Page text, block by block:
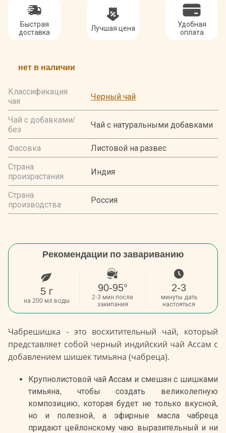
Быстрая
доставка
Лучшая цена
Удобная
оплата
нет в наличии
Классификация
чая
Черный чай
Чай с добавками/
без
Чай с натуральными добавками
Фасовка
Листовой на развес
Страна
произрастания
Индия
Страна
производства
Россия
Чабрешишка - это восхитительный чай, который
представляет собой черный индийский чай Ассам с
добавлением шишек тимьяна (чабреца).
Крупнолистовой чай Ассам и смешан с шишками
тимьяна, чтобы создать великолепную
композицию, которая будет не только вкусной,
но и полезной, а эфирные масла чабреца
придают цейлонскому чаю выразительный и ни
Рекомендации по завариванию
5 г
на 200 мл воды
90-95°
2-3 мин после
закипания
2-3
минуты дать
настояться